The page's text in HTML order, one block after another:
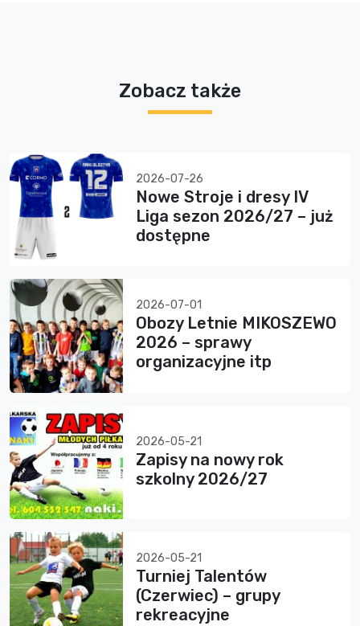
Zobacz także
2026-07-26
Nowe Stroje i dresy IV
Liga sezon 2026/27 – już
dostępne
2026-07-01
Obozy Letnie MIKOSZEWO
2026 – sprawy
organizacyjne itp
2026-05-21
Zapisy na nowy rok
szkolny 2026/27
2026-05-21
Turniej Talentów
(Czerwiec) – grupy
rekreacyjne